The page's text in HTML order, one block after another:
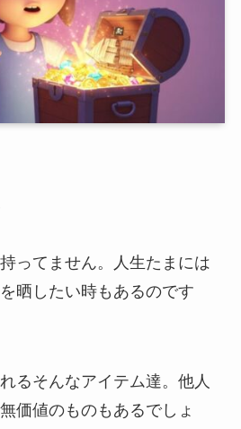
ってません。人生たまには
晒したい時もあるのです
るそんなアイテム達。他人
価値のものもあるでしょ